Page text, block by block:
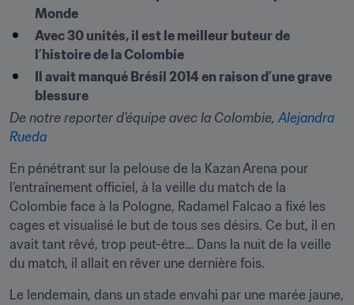
Monde
Avec 30 unités, il est le meilleur buteur de
l’histoire de la Colombie
Il avait manqué Brésil 2014 en raison d’une grave
blessure
De notre reporter d'équipe avec la Colombie, Alejandra
Rueda
En pénétrant sur la pelouse de la Kazan Arena pour
l’entraînement officiel, à la veille du match de la
Colombie face à la Pologne, Radamel Falcao a fixé les
cages et visualisé le but de tous ses désirs. Ce but, il en
avait tant rêvé, trop peut-être… Dans la nuit de la veille
du match, il allait en rêver une dernière fois.
Le lendemain, dans un stade envahi par une marée jaune,